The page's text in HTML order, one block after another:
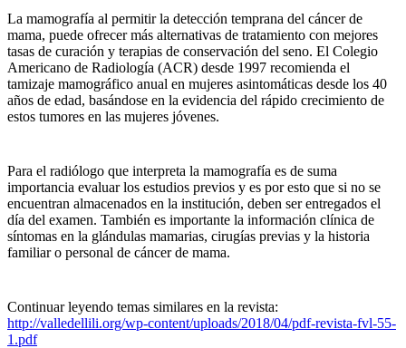
La mamografía al permitir la detección temprana del cáncer de
mama, puede ofrecer más alternativas de tratamiento con mejores
tasas de curación y terapias de conservación del seno. El Colegio
Americano de Radiología (ACR) desde 1997 recomienda el
tamizaje mamográfico anual en mujeres asintomáticas desde los 40
años de edad, basándose en la evidencia del rápido crecimiento de
estos tumores en las mujeres jóvenes.
Para el radiólogo que interpreta la mamografía es de suma
importancia evaluar los estudios previos y es por esto que si no se
encuentran almacenados en la institución, deben ser entregados el
día del examen. También es importante la información clínica de
síntomas en la glándulas mamarias, cirugías previas y la historia
familiar o personal de cáncer de mama.
Continuar leyendo temas similares en la revista:
http://valledellili.org/wp-content/uploads/2018/04/pdf-revista-fvl-55-
1.pdf